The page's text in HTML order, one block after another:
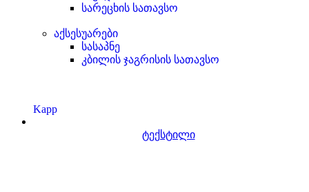
სარეცხის სათავსო
აქსესუარები
სასაპნე
კბილის ჯაგრისის სათავსო
Kapp
ტექსტილი